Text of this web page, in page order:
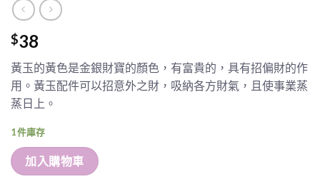
$38
黃玉的黃色是金銀財寶的顏色，有富貴的，具有招偏財的作
用。黃玉配件可以招意外之財，吸納各方財氣，且使事業蒸
蒸日上。
1 件庫存
加入購物車